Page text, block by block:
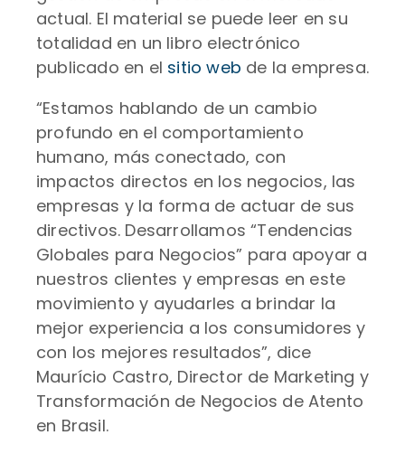
actual. El material se puede leer en su
totalidad en un libro electrónico
publicado en el sitio web de la empresa.
“Estamos hablando de un cambio
profundo en el comportamiento
humano, más conectado, con
impactos directos en los negocios, las
empresas y la forma de actuar de sus
directivos. Desarrollamos “Tendencias
Globales para Negocios” para apoyar a
nuestros clientes y empresas en este
movimiento y ayudarles a brindar la
mejor experiencia a los consumidores y
con los mejores resultados”, dice
Maurício Castro, Director de Marketing y
Transformación de Negocios de Atento
en Brasil.